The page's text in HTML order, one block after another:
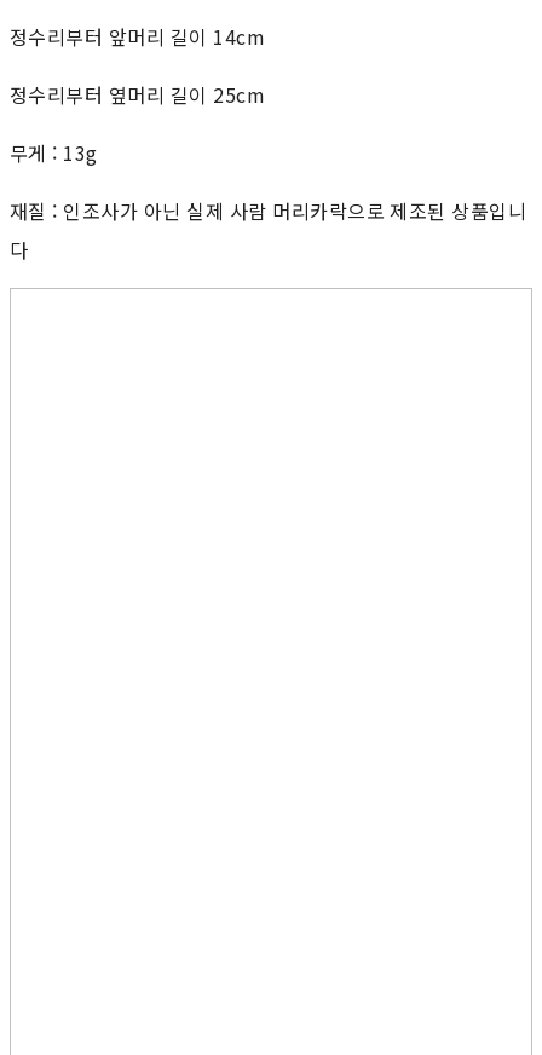
정수리부터 앞머리 길이 14cm
정수리부터 옆머리 길이 25cm
무게 : 13g
재질 : 인조사가 아닌 실제 사람 머리카락으로 제조된 상품입니
다